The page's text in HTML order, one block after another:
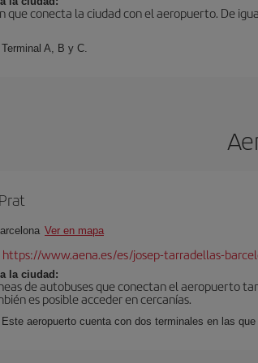
que conecta la ciudad con el aeropuerto. De
Terminal A, B y C.
Ver en mapa
https://www.aena.es/es/josep-tarradellas-
la ciudad:
de autobuses que conectan el aeropuerto
es posible acceder en cercanías.
Este aeropuerto cuenta con dos terminales en las